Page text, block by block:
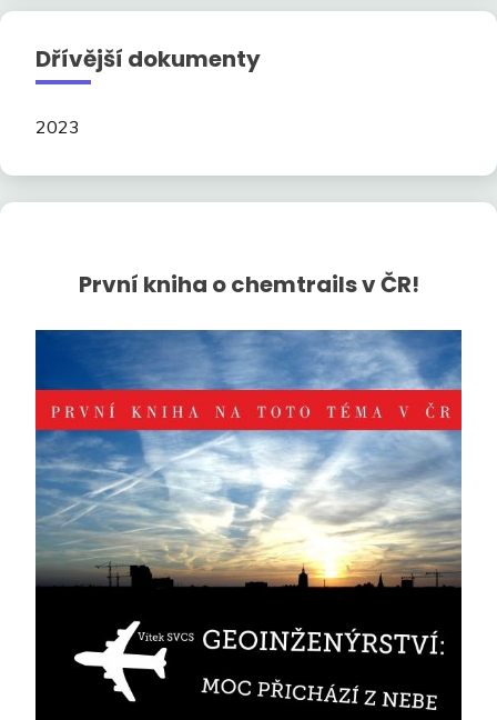
Dřívější dokumenty
2023
První kniha o chemtrails v ČR!